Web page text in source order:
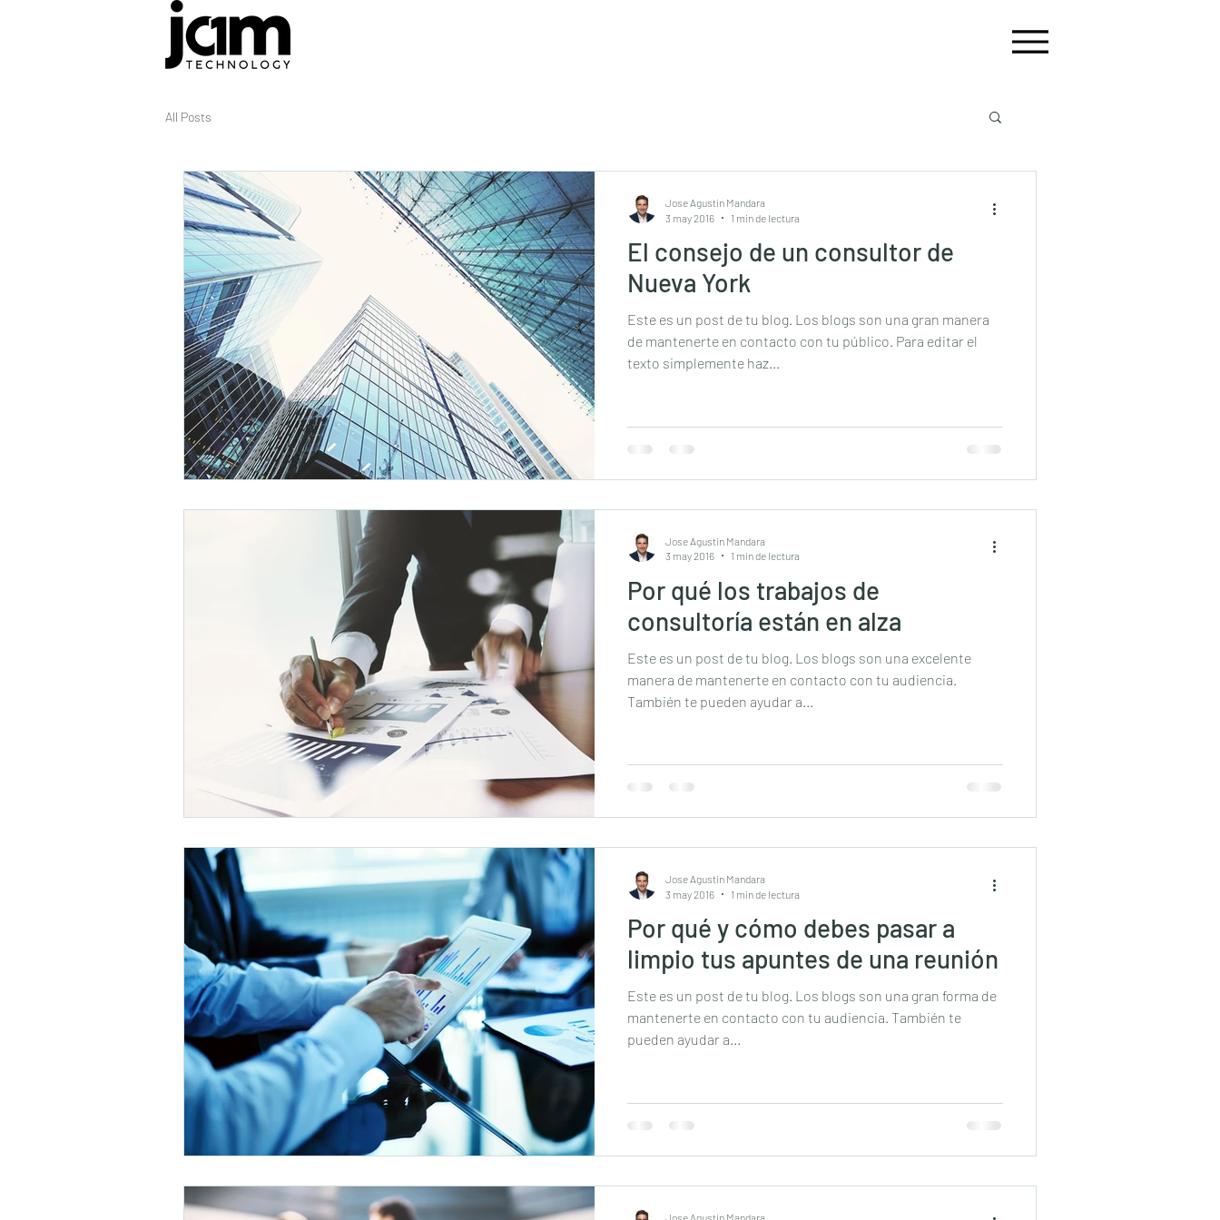
All Posts
El consejo de un consultor de
Nueva York
Este es un post de tu blog. Los blogs son una gran manera
de mantenerte en contacto con tu público. Para editar el
texto simplemente haz...
Jose Agustin Mandara
3 may 2016
1 min de lectura
Por qué los trabajos de
consultoría están en alza
Este es un post de tu blog. Los blogs son una excelente
manera de mantenerte en contacto con tu audiencia.
También te pueden ayudar a...
Jose Agustin Mandara
3 may 2016
1 min de lectura
Por qué y cómo debes pasar a
limpio tus apuntes de una reunión
Este es un post de tu blog. Los blogs son una gran forma de
mantenerte en contacto con tu audiencia. También te
pueden ayudar a...
Jose Agustin Mandara
3 may 2016
1 min de lectura
Jose Agustin Mandara